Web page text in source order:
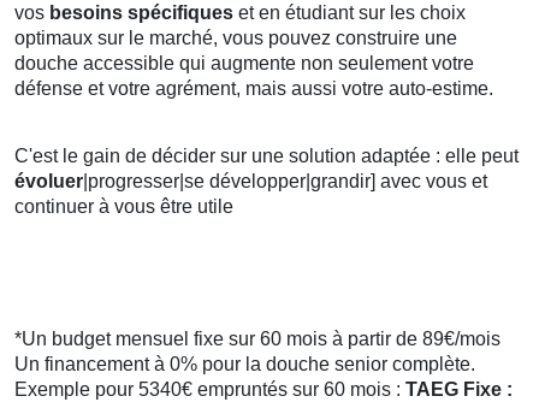
vos besoins spécifiques et en étudiant sur les choix
optimaux sur le marché, vous pouvez construire une
douche accessible qui augmente non seulement votre
défense et votre agrément, mais aussi votre auto-estime.
C'est le gain de décider sur une solution adaptée : elle peut
évoluer |progresser|se développer|grandir] avec vous et
continuer à vous être utile
*Un budget mensuel fixe sur 60 mois à partir de 89€/mois
Un financement à 0% pour la douche senior complète.
Exemple pour 5340€ empruntés sur 60 mois : TAEG Fixe :